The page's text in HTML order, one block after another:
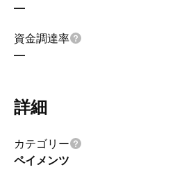
—
資金調達率
—
詳細
カテゴリー
ペイメンツ